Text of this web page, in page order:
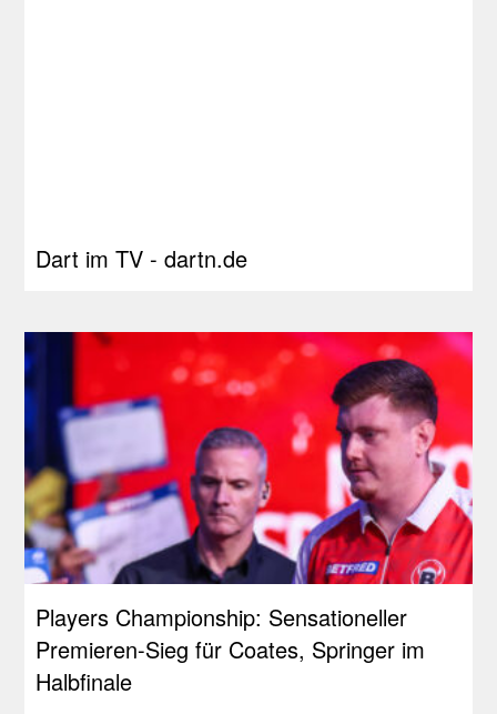
Dart im TV - dartn.de
Players Championship: Sensationeller
Premieren-Sieg für Coates, Springer im
Halbfinale